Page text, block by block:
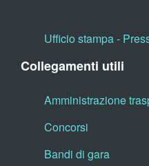
Ufficio stampa -
Collegamenti utili
Amministrazione
Concorsi
Bandi di gara